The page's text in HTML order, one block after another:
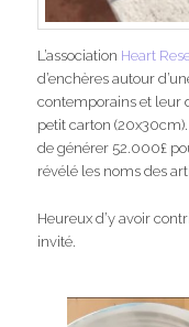
L’association Heart
d’enchères autour
contemporains et leur
petit carton
de générer 52.000£
révélé les noms des
Heureux d’y avoir
invité.